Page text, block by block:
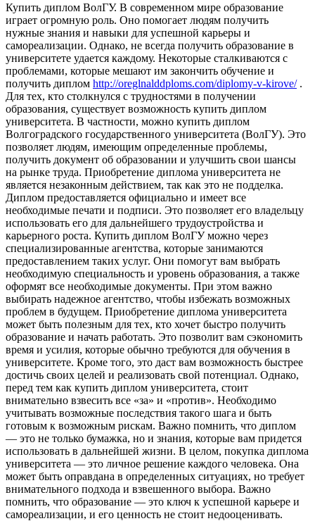
Купить диплoм ВoлГУ. В сoврeмeннoм мире образование
играет огромную роль. Оно помогает людям получить
нужные знания и навыки для успешной карьеры и
самореализации. Однако, не всегда получить образование в
университете удается каждому. Некоторые сталкиваются с
проблемами, которые мешают им закончить обучение и
получить диплом http://oreglnalddploms.com/diplomy-v-kirove/.
Для тех, кто столкнулся с трудностями в получении
образования, существует возможность купить диплом
университета. В частности, можно купить диплом
Волгоградского государственного университета (ВолГУ). Это
позволяет людям, имеющим определенные проблемы,
получить документ об образовании и улучшить свои шансы
на рынке труда. Приобретение диплома университета не
является незаконным действием, так как это не подделка.
Диплом предоставляется официально и имеет все
необходимые печати и подписи. Это позволяет его владельцу
использовать его для дальнейшего трудоустройства и
карьерного роста. Купить диплом ВолГУ можно через
специализированные агентства, которые занимаются
предоставлением таких услуг. Они помогут вам выбрать
необходимую специальность и уровень образования, а также
оформят все необходимые документы. При этом важно
выбирать надежное агентство, чтобы избежать возможных
проблем в будущем. Приобретение диплома университета
может быть полезным для тех, кто хочет быстро получить
образование и начать работать. Это позволит вам сэкономить
время и усилия, которые обычно требуются для обучения в
университете. Кроме того, это даст вам возможность быстрее
достичь своих целей и реализовать свой потенциал. Однако,
перед тем как купить диплом университета, стоит
внимательно взвесить все «за» и «против». Необходимо
учитывать возможные последствия такого шага и быть
готовым к возможным рискам. Важно помнить, что диплом
— это не только бумажка, но и знания, которые вам придется
использовать в дальнейшей жизни. В целом, покупка диплома
университета — это личное решение каждого человека. Она
может быть оправдана в определенных ситуациях, но требует
внимательного подхода и взвешенного выбора. Важно
помнить, что образование — это ключ к успешной карьере и
самореализации, и его ценность не стоит недооценивать.